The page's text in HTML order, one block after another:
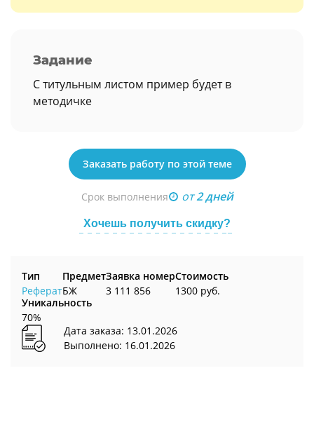
Задание
С титульным листом пример будет в
методичке
Заказать работу по этой теме
Срок выполнения от2 дней
Хочешь получить скидку?
Тип
Реферат
Предмет
БЖ
Заявка номер
3 111 856
Стоимость
1300 руб.
Уникальность
70%
Дата заказа: 13.01.2026
Выполнено: 16.01.2026